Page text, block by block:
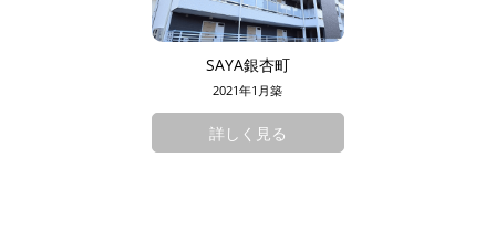
SAYA銀杏町
2021年1月築
詳しく見る